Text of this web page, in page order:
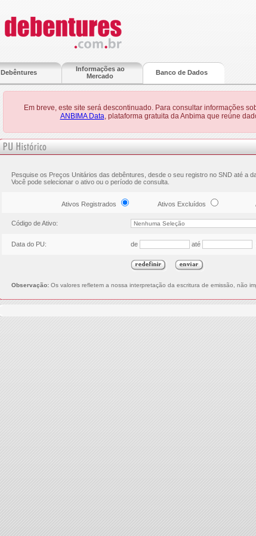
Debêntures
Informações ao
Mercado
Banco de Dados
Em breve, este site será descontinuado. Para consultar informações
ANBIMA Data, plataforma gratuita da Anbima que reúne
Pesquise os Preços Unitários das debêntures, desde o seu registro no SND até a
Você pode selecionar o ativo ou o período de consulta.
Ativos Registrados Ativos Excluídos
Código de Ativo:
Data do PU: de até
Observação: Os valores refletem a nossa interpretação da escritura de emissão, não